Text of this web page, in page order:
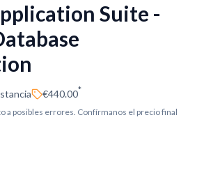
Suite -
€440.00*
a posibles errores. Confírmanos el precio final